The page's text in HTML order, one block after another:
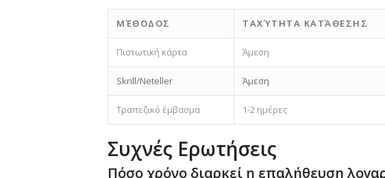
ΜΈΘΟΔΟΣ ΤΑΧΎΤΗΤΑ ΚΑΤΆΘΕΣΗΣ
Πιστωτική κάρτα Άμεση
Skrill/Neteller Άμεση
Τραπεζικό έμβασμα 1-2 ημέρες
Συχνές Ερωτήσεις
Πόσο χρόνο διαρκεί η επαλήθευση